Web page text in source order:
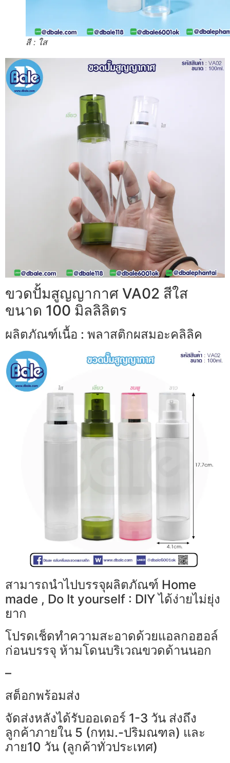
สี : ใส
ขวดปั้มสูญญากาศ VA02 สีใส
ขนาด 100 มิลลิลิตร
ผลิตภัณฑ์เนื้อ : พลาสติกผสมอะคลิลิค
สามารถนำไปบรรจุผลิตภัณฑ์ Home
made , Do It yourself : DIY ได้ง่ายไม่ยุ่ง
ยาก
โปรดเช็ดทำความสะอาดด้วยแอลกอฮอล์
ก่อนบรรจุ ห้ามโดนบริเวณขวดด้านนอก
–
สต็อกพร้อมส่ง
จัดส่งหลังได้รับออเดอร์ 1-3 วัน ส่งถึง
ลูกค้าภายใน 5 (กทม.-ปริมณฑล) และ
ภาย10 วัน (ลูกค้าทั่วประเทศ)